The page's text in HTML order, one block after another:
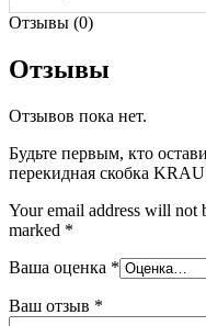
Отзывы (0)
Отзывы
Отзывов пока нет.
Будьте первым, кто
перекидная скобка
Your email address will not
marked *
Ваша оценка *
Ваш отзыв *